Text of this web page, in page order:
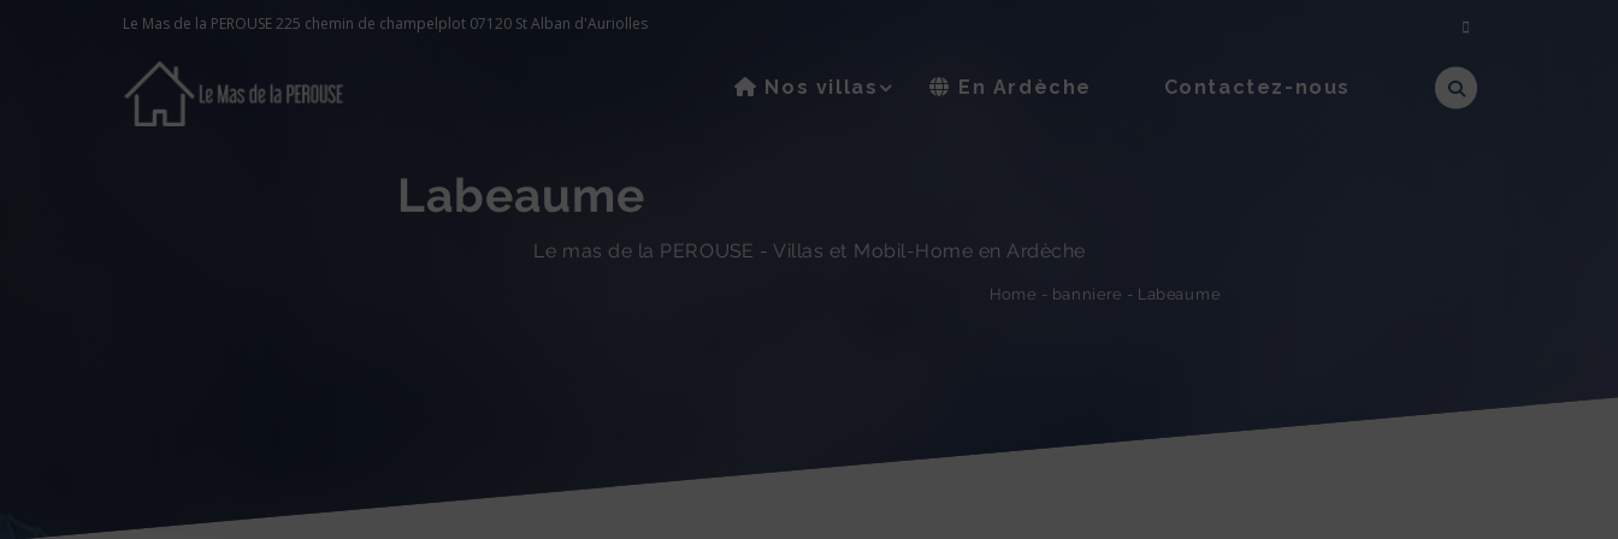
Le Mas de la PEROUSE 225 chemin de champelplot 07120 St Alban d'Auriolles
Nos villas En Ardèche Contactez-nous
Labeaume
Le mas de la PEROUSE - Villas et Mobil-Home en Ardèche
Home - banniere - Labeaume